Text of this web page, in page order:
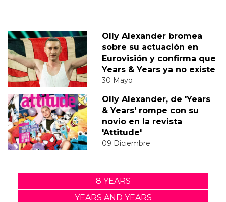
Olly Alexander bromea
sobre su actuación en
Eurovisión y confirma que
Years & Years ya no existe
30 Mayo
Olly Alexander, de 'Years
& Years' rompe con su
novio en la revista
'Attitude'
09 Diciembre
8 YEARS
YEARS AND YEARS